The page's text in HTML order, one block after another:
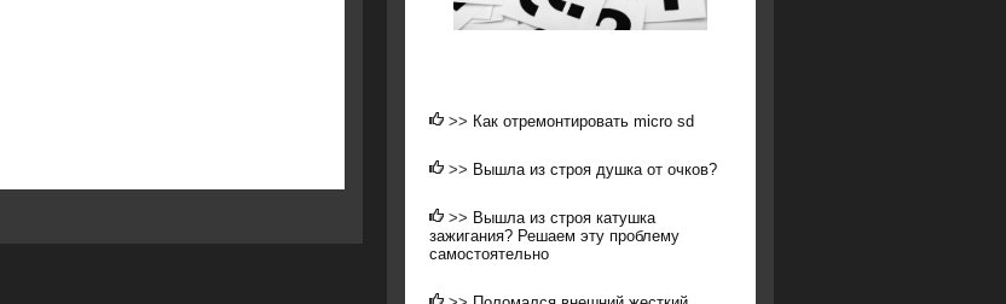
>> Как отремонтировать micro sd
>> Вышла из строя душка от очков?
>> Вышла из строя катушка
зажигания? Решаем эту проблему
самостоятельно